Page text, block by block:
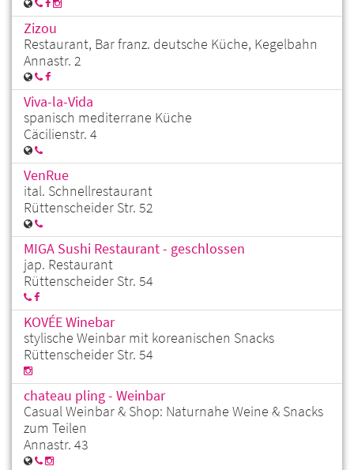
Zizou
Restaurant, Bar franz. deutsche Küche, Kegelbahn
Annastr. 2
Viva-la-Vida
spanisch mediterrane Küche
Cäcilienstr. 4
VenRue
ital. Schnellrestaurant
Rüttenscheider Str. 52
MIGA Sushi Restaurant - geschlossen
jap. Restaurant
Rüttenscheider Str. 54
KOVÉE Winebar
stylische Weinbar mit koreanischen Snacks
Rüttenscheider Str. 54
chateau pling - Weinbar
Casual Weinbar & Shop: Naturnahe Weine & Snacks
zum Teilen
Annastr. 43